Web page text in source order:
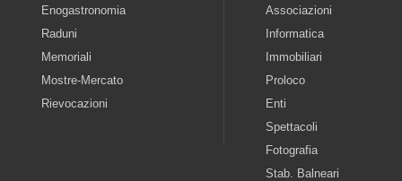
Enogastronomia
Raduni
Memoriali
Mostre-Mercato
Rievocazioni
Associazioni
Informatica
Immobiliari
Proloco
Enti
Spettacoli
Fotografia
Stab. Balneari